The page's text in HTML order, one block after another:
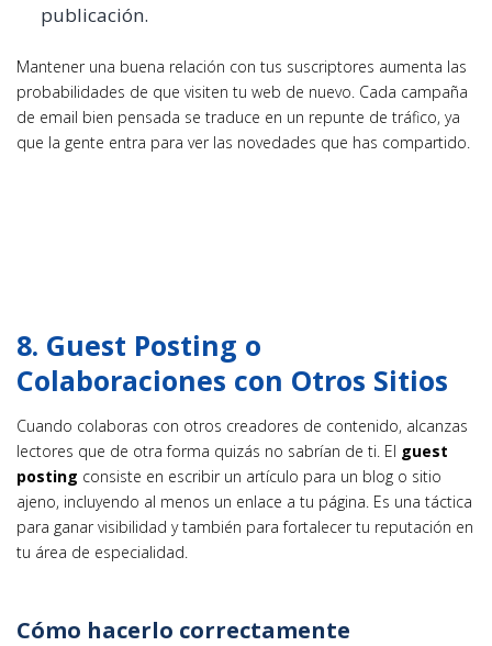
publicación.
Mantener una buena relación con tus suscriptores aumenta las
probabilidades de que visiten tu web de nuevo. Cada campaña
de email bien pensada se traduce en un repunte de tráfico, ya
que la gente entra para ver las novedades que has compartido.
8. Guest Posting o
Colaboraciones con Otros Sitios
Cuando colaboras con otros creadores de contenido, alcanzas
lectores que de otra forma quizás no sabrían de ti. El guest
posting consiste en escribir un artículo para un blog o sitio
ajeno, incluyendo al menos un enlace a tu página. Es una táctica
para ganar visibilidad y también para fortalecer tu reputación en
tu área de especialidad.
Cómo hacerlo correctamente